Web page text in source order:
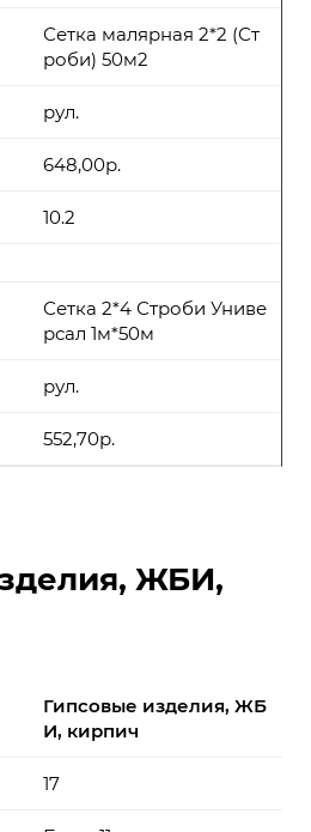
Сетка малярная 2*2 (Ст
роби) 50м2
рул.
648,00р.
10.2
Сетка 2*4 Строби Униве
рсал 1м*50м
рул.
552,70р.
ЖБИ,
Гипсовые изделия, ЖБ
И, кирпич
17